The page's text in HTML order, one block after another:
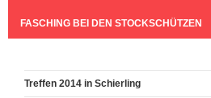
FASCHING BEI DEN STOCKSCHÜTZEN
Treffen 2014 in Schierling